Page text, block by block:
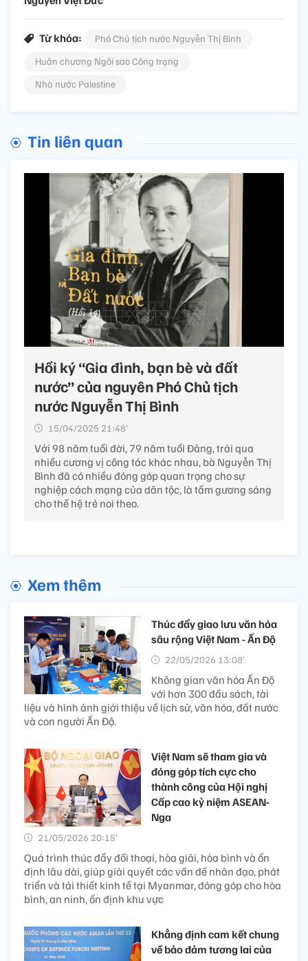
Từ khóa:
Phó Chủ tịch nước Nguyễn Thị Bình
Huân chương Ngôi sao Công trạng
Nhà nước Palestine
Tin liên quan
Hồi ký “Gia đình, bạn bè và đất
nước” của nguyên Phó Chủ tịch
nước Nguyễn Thị Bình
15/04/2025 21:48’
Với 98 năm tuổi đời, 79 năm tuổi Đảng, trải qua
nhiều cương vị công tác khác nhau, bà Nguyễn Thị
Bình đã có nhiều đóng góp quan trọng cho sự
nghiệp cách mạng của dân tộc, là tấm gương sáng
cho thế hệ trẻ noi theo.
Xem thêm
Thúc đẩy giao lưu văn hóa
sâu rộng Việt Nam - Ấn Độ
22/05/2026 13:08’
Không gian văn hóa Ấn Độ
với hơn 300 đầu sách, tài
liệu và hình ảnh giới thiệu về lịch sử, văn hóa, đất nước
và con người Ấn Độ.
Việt Nam sẽ tham gia và
đóng góp tích cực cho
thành công của Hội nghị
Cấp cao kỷ niệm ASEAN-
Nga
21/05/2026 20:15’
Quá trình thúc đẩy đối thoại, hòa giải, hòa bình và ổn
định lâu dài, giúp giải quyết các vấn đề nhân đạo, phát
triển và tái thiết kinh tế tại Myanmar, đóng góp cho hòa
bình, an ninh, ổn định khu vực
Khẳng định cam kết chung
về bảo đảm tương lai của